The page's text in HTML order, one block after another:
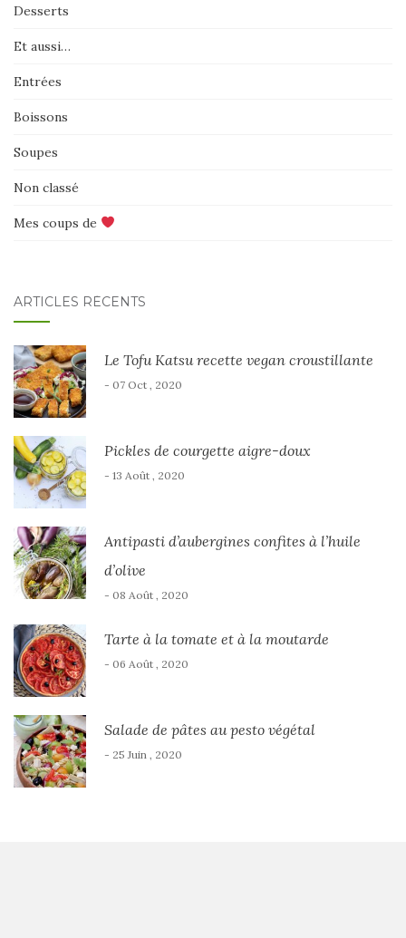
Desserts
Et aussi…
Entrées
Boissons
Soupes
Non classé
Mes coups de
ARTICLES RÉCENTS
Le Tofu Katsu recette vegan croustillante
- 07 Oct , 2020
Pickles de courgette aigre-doux
- 13 Août , 2020
Antipasti d’aubergines confites à l’huile
d’olive
- 08 Août , 2020
Tarte à la tomate et à la moutarde
- 06 Août , 2020
Salade de pâtes au pesto végétal
- 25 Juin , 2020